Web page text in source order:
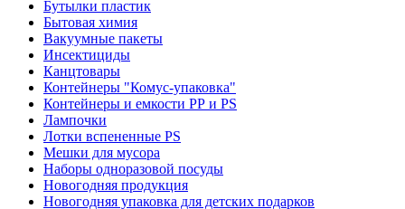
Бутылки пластик
Бытовая химия
Вакуумные пакеты
Инсектициды
Канцтовары
Контейнеры "Комус-упаковка"
Контейнеры и емкости РР и PS
Лампочки
Лотки вспененные PS
Мешки для мусора
Наборы одноразовой посуды
Новогодняя продукция
Новогодняя упаковка для детских подарков